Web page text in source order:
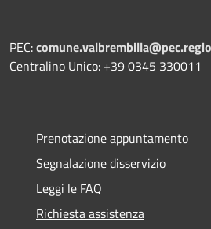
PEC:
Centralino Unico: +39 0345 330011
Prenotazione appuntamento
Segnalazione disservizio
Leggi le FAQ
Richiesta assistenza